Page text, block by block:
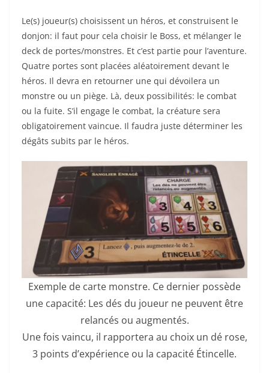
Le(s) joueur(s) choisissent un héros, et construisent le
donjon: il faut pour cela choisir le Boss, et mélanger le
deck de portes/monstres. Et c’est partie pour l’aventure.
Quatre portes sont placées aléatoirement devant le
héros. Il devra en retourner une qui dévoilera un
monstre ou un piège. Là, deux possibilités: le combat
ou la fuite. S’il engage le combat, la créature sera
obligatoirement vaincue. Il faudra juste déterminer les
dégâts subits par le héros.
Exemple de carte monstre. Ce dernier possède
une capacité: Les dés du joueur ne peuvent être
relancés ou augmentés.
Une fois vaincu, il rapportera au choix un dé rose,
3 points d’expérience ou la capacité Étincelle.